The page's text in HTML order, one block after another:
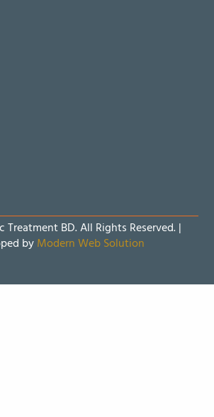
Treatment BD. All Rights Reserved. |
byModern Web Solution